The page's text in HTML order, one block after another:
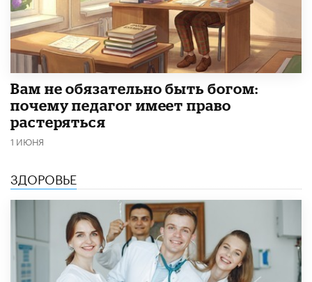
​Вам не обязательно быть богом:
почему педагог имеет право
растеряться
1 ИЮНЯ
ЗДОРОВЬЕ